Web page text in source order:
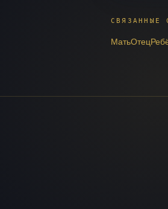
СВЯЗАННЫЕ
МатьОтец